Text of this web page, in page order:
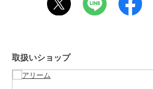
性別タイプ
レディース
サイズ
素材
取扱いショップ